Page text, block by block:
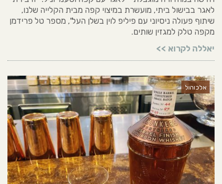
לאגר בבישול ביתי, מועשרת במיצוי קפה מבית הקלייה שלנו,
שיתוף פעולה ניסיוני עם פיליפ לוין בשלן העל", מספר טל פרידמן
מקפה טלק למגזין שותים.
יאללה לקרוא >>
אלכוהול